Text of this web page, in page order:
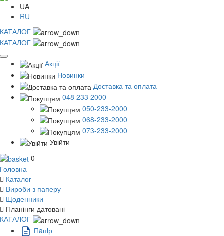
UA
RU
КАТАЛОГ
КАТАЛОГ
Акції
Новинки
Доставка та оплата
048 233 2000
050-233-2000
068-233-2000
073-233-2000
Увійти
0
Головна
Каталог
Вироби з паперу
Щоденники
Планінги датовані
КАТАЛОГ
Пaпiр